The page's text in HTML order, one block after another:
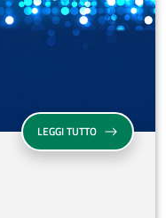
LEGGI TUTTOWEBINAR